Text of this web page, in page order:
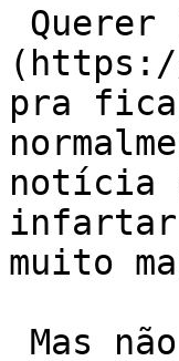
pra
notícia
infartar
muito